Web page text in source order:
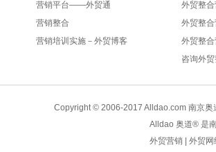
营销平台——外贸通
营销整合
营销培训实施－外贸博客
外贸整
外贸整
外贸整
咨询外
Copyright © 2006-2017 Alldao.com南京奥
Alldao 奥道® 是
外贸营销
外贸网